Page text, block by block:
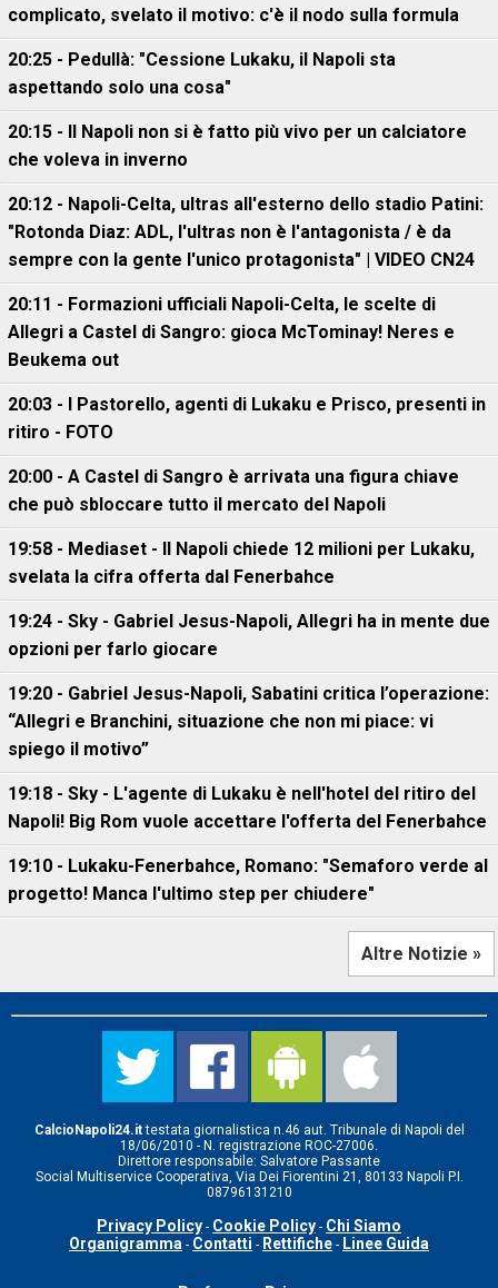
complicato, svelato il motivo: c'è il nodo sulla formula
20:25 - Pedullà: "Cessione Lukaku, il Napoli sta
aspettando solo una cosa"
20:15 - Il Napoli non si è fatto più vivo per un calciatore
che voleva in inverno
20:12 - Napoli-Celta, ultras all'esterno dello stadio Patini:
"Rotonda Diaz: ADL, l'ultras non è l'antagonista / è da
sempre con la gente l'unico protagonista" | VIDEO CN24
20:11 - Formazioni ufficiali Napoli-Celta, le scelte di
Allegri a Castel di Sangro: gioca McTominay! Neres e
Beukema out
20:03 - I Pastorello, agenti di Lukaku e Prisco, presenti in
ritiro - FOTO
20:00 - A Castel di Sangro è arrivata una figura chiave
che può sbloccare tutto il mercato del Napoli
19:58 - Mediaset - Il Napoli chiede 12 milioni per Lukaku,
svelata la cifra offerta dal Fenerbahce
19:24 - Sky - Gabriel Jesus-Napoli, Allegri ha in mente due
opzioni per farlo giocare
19:20 - Gabriel Jesus-Napoli, Sabatini critica l’operazione:
“Allegri e Branchini, situazione che non mi piace: vi
spiego il motivo”
19:18 - Sky - L'agente di Lukaku è nell'hotel del ritiro del
Napoli! Big Rom vuole accettare l'offerta del Fenerbahce
19:10 - Lukaku-Fenerbahce, Romano: "Semaforo verde al
progetto! Manca l'ultimo step per chiudere"
Altre Notizie »
CalcioNapoli24.ittestata giornalistica n.46 aut. Tribunale di Napoli del
18/06/2010 - N. registrazione ROC-27006.
Direttore responsabile: Salvatore Passante
Social Multiservice Cooperativa, Via Dei Fiorentini 21, 80133 Napoli P.I.
08796131210
Privacy Policy - Cookie Policy - Chi Siamo
Organigramma - Contatti - Rettifiche - Linee Guida